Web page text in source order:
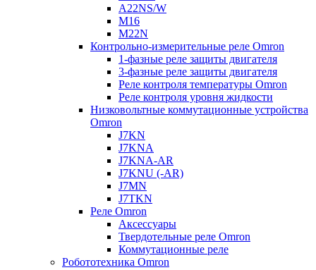
A22NS/W
M16
M22N
Контрольно-измерительные реле Omron
1-фазные реле защиты двигателя
3-фазные реле защиты двигателя
Реле контроля температуры Omron
Реле контроля уровня жидкости
Низковольтные коммутационные устройства
Omron
J7KN
J7KNA
J7KNA-AR
J7KNU (-AR)
J7MN
J7TKN
Реле Omron
Аксессуары
Твердотельные реле Omron
Коммутационные реле
Робототехника Omron